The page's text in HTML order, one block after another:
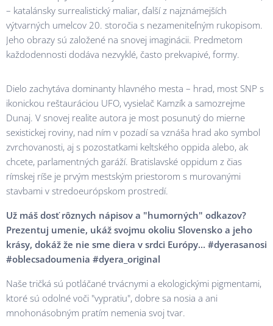
– katalánsky surrealistický maliar, ďalší z najznámejších
výtvarných umelcov 20. storočia s nezameniteľným rukopisom.
Jeho obrazy sú založené na snovej imaginácii. Predmetom
každodennosti dodáva nezvyklé, často prekvapivé, formy.
Dielo zachytáva dominanty hlavného mesta – hrad, most SNP s
ikonickou reštauráciou UFO, vysielač Kamzík a samozrejme
Dunaj. V snovej realite autora je most posunutý do mierne
sexistickej roviny, nad ním v pozadí sa vznáša hrad ako symbol
zvrchovanosti, aj s pozostatkami keltského oppida alebo, ak
chcete, parlamentných garáží. Bratislavské oppidum z čias
rímskej ríše je prvým mestským priestorom s murovanými
stavbami v stredoeurópskom prostredí.
Už máš dosť rôznych nápisov a "humorných" odkazov?
Prezentuj umenie, ukáž svojmu okoliu Slovensko a jeho
krásy, dokáž že nie sme diera v srdci Európy... #dyerasanosi
#oblecsadoumenia #dyera_original
Naše tričká sú potláčané trvácnymi a ekologickými pigmentami,
ktoré sú odolné voči "vypratiu", dobre sa nosia a ani
mnohonásobným pratím nemenia svoj tvar.